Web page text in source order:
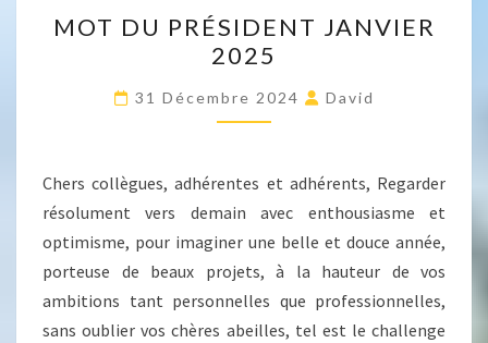
DU
PRÉSIDENT
JANVIER
2025
MOT DU PRÉSIDENT JANVIER
2025
31 Décembre 2024 David
Chers collègues, adhérentes et adhérents, Regarder
résolument vers demain avec enthousiasme et
optimisme, pour imaginer une belle et douce année,
porteuse de beaux projets, à la hauteur de vos
ambitions tant personnelles que professionnelles,
sans oublier vos chères abeilles, tel est le challenge